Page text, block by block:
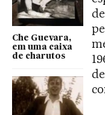
Che Guevara,
em uma caixa
de charutos